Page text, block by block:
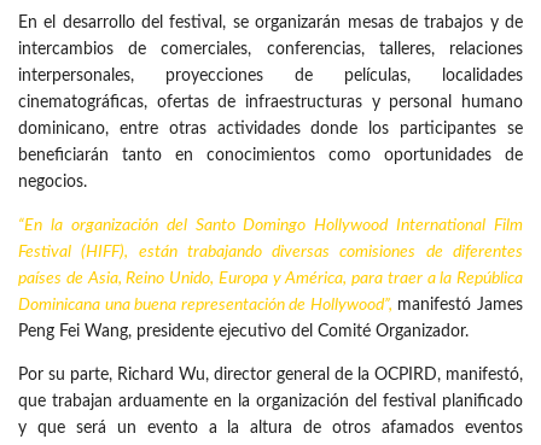
En el desarrollo del festival, se organizarán mesas de trabajos y de
intercambios de comerciales, conferencias, talleres, relaciones
interpersonales, proyecciones de películas, localidades
cinematográficas, ofertas de infraestructuras y personal humano
dominicano, entre otras actividades donde los participantes se
beneficiarán tanto en conocimientos como oportunidades de
negocios.
“En la organización del Santo Domingo Hollywood International Film
Festival (HIFF), están trabajando diversas comisiones de diferentes
países de Asia, Reino Unido, Europa y América, para traer a la República
Dominicana una buena representación de Hollywood”, manifestó James
Peng Fei Wang, presidente ejecutivo del Comité Organizador.
Por su parte, Richard Wu, director general de la OCPIRD, manifestó,
que trabajan arduamente en la organización del festival planificado
y que será un evento a la altura de otros afamados eventos